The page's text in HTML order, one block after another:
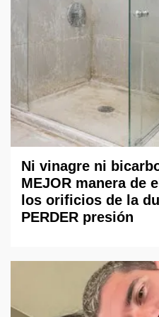
Ni vinagre ni
MEJOR manera de
los orificios de la
PERDER presión